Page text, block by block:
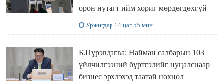
орон нутагт ийм хориг мөрдөгдөхгүй
Уржигдар 14 цаг 55 мин
Б.Пүрэвдагва: Найман салбарын 103
үйлчилгээний бүртгэлийг цуцалснаар
бизнес эрхлэхэд таатай нөхцөл